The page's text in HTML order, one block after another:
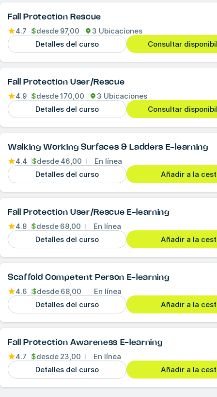
Fall Protection Rescue
4.7 $desde 97,00
3 Ubicaciones
Detalles del curso
Consultar
Fall Protection User/Rescue
4.9 $desde170,00
3 Ubicaciones
Detalles del curso
Consultar
Walking Working Surfaces & Ladders E-learning
4.4 $desde 46,00
En línea
Detalles del curso
Añadir a la
Fall Protection User/Rescue E-learning
4.8 $desde 68,00
En línea
Detalles del curso
Añadir a la
Scaffold Competent Person E-learning
4.6 $desde 68,00
En línea
Detalles del curso
Añadir a la
Fall Protection Awareness E-learning
4.7 $desde 23,00
En línea
Detalles del curso
Añadir a la